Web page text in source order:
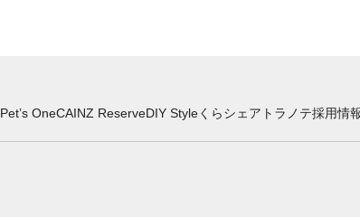
Pet’s OneCAINZ ReserveDIY Styleくらシェア トラノテ採用情